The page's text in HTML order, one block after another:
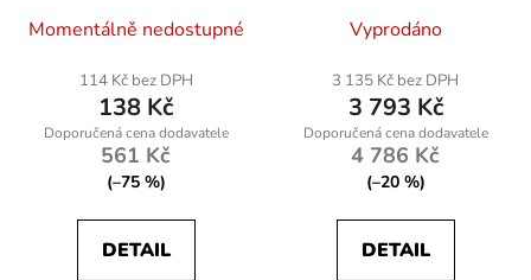
Momentálně nedostupné
114 Kč bez DPH
138 Kč
561 Kč
(–75 %)
DETAIL
suché/mokré s
mechanickým oklepem
Vyprodáno
3 135 Kč bez DPH
3 793 Kč
4 786 Kč
(–20 %)
DETAIL